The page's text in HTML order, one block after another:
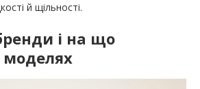
й щільності.
і на що